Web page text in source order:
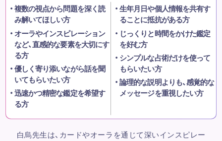
複数の視点から問題を深く読
み解いてほしい方
オーラやインスピレーション
など、直感的な要素を大切にす
る方
優しく寄り添いながら話を聞
いてもらいたい方
迅速かつ精密な鑑定を希望す
る方
生年月日や個人情報を共有す
ることに抵抗がある方
じっくりと時間をかけた鑑定
を好む方
シンプルな占術だけを使って
もらいたい方
論理的な説明よりも、感覚的な
メッセージを重視したい方
白烏先生は、カードやオーラを通じて深いインスピレー